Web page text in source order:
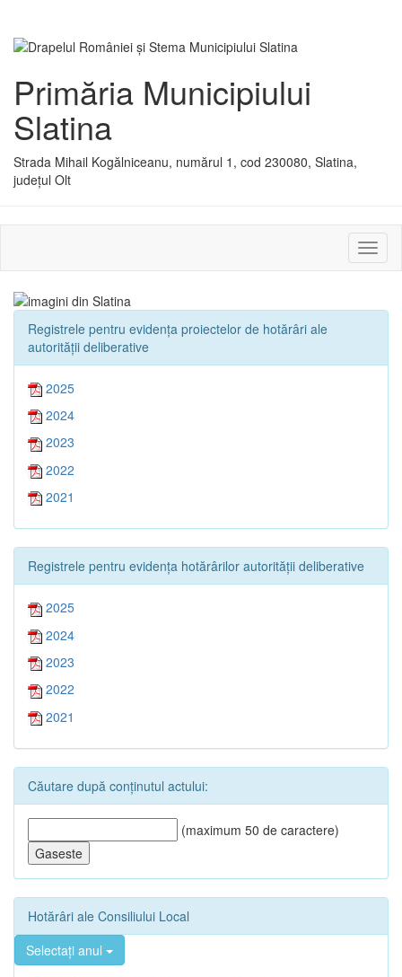
Primăria Municipiului
Slatina
Strada Mihail Kogălniceanu, numărul 1, cod 230080, Slatina,
județul Olt
sau
Registrele pentru evidența proiectelor de hotărâri ale
autorității deliberative
2025
2024
2023
2022
2021
Registrele pentru evidența hotărârilor autorității deliberative
2025
2024
2023
2022
2021
Căutare după conținutul actului:
(maximum 50 de caractere)
Hotărâri ale Consiliului Local
Selectați anul